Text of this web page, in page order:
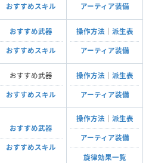
おすすめスキル アーティア装備
おすすめ武器
おすすめスキル
操作方法 派生表
アーティア装備
おすすめ武器
おすすめスキル
操作方法 派生表
アーティア装備
おすすめ武器
おすすめスキル
操作方法 派生表
アーティア装備
旋律効果一覧